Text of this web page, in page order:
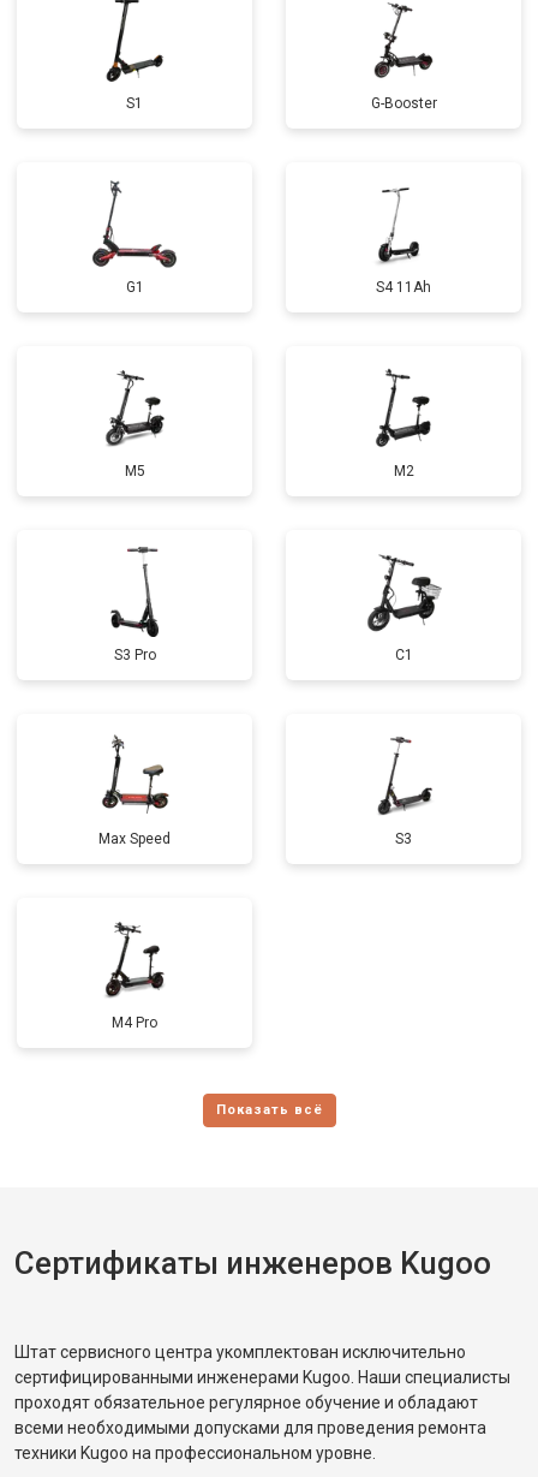
S1 G-Booster
G1 S4 11Ah
M5 M2
S3 Pro C1
Max Speed S3
M4 Pro
Сертификаты инженеров Kugoo
Штат сервисного центра укомплектован исключительно
сертифицированными инженерами Kugoo. Наши специалисты
проходят обязательное регулярное обучение и обладают
всеми необходимыми допусками для проведения ремонта
техники Kugoo на профессиональном уровне.